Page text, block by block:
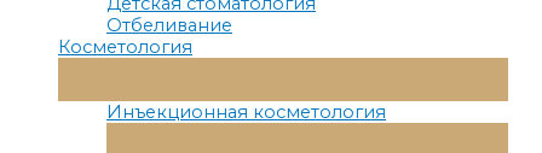
Отбеливание
Косметология
Меню
Инъекционная косметология